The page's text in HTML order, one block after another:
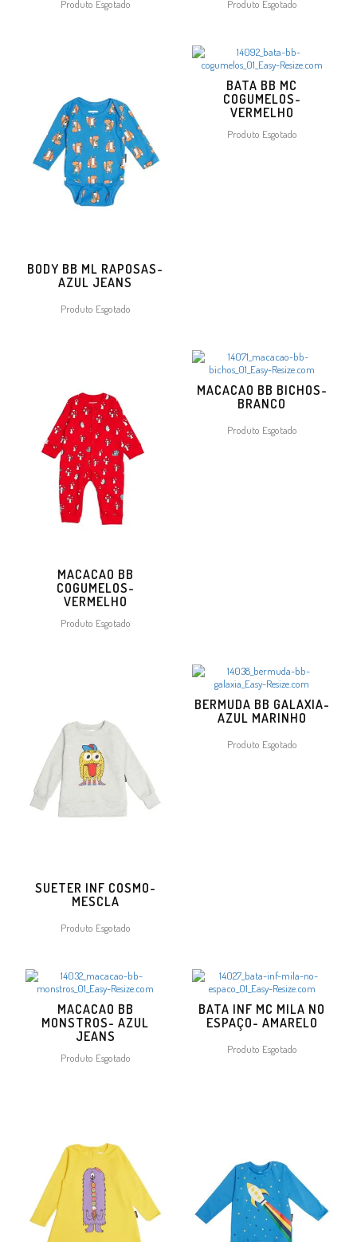
Produto Esgotado Produto Esgotado
BODY BB ML RAPOSAS-
AZUL JEANS
Produto Esgotado
BATA BB MC
COGUMELOS-
VERMELHO
Produto Esgotado
MACACAO BB
COGUMELOS-
VERMELHO
Produto Esgotado
MACACAO BB BICHOS-
BRANCO
Produto Esgotado
SUETER INF COSMO-
MESCLA
Produto Esgotado
BERMUDA BB GALAXIA-
AZUL MARINHO
Produto Esgotado
MACACAO BB
MONSTROS- AZUL
JEANS
Produto Esgotado
BATA INF MC MILA NO
ESPAÇO- AMARELO
Produto Esgotado